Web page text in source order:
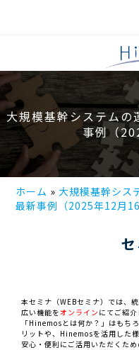
コ
ン
テ
ツ大規模基幹システム
事例（
ホーム
大規模基幹シス
最新事例（2025年12月16
本セミナ（WEBセミナ）では、
広い機能をオンライン にてご紹介
「Hinemosとは何か？」はもち
リットや、Hinemosを活用した
安心・便利にご活用いただくた